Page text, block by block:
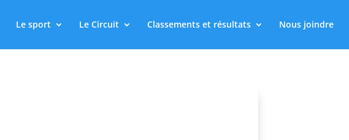
Le sport Le Circuit Classements et résultats Nous joindre